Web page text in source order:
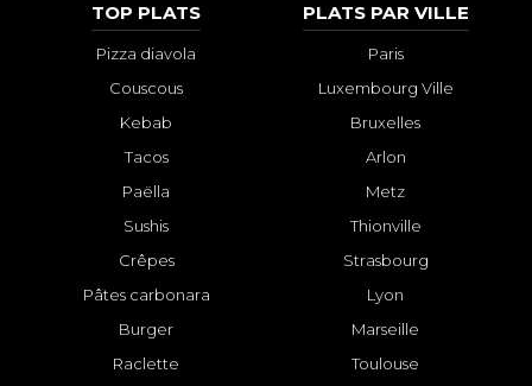
TOP PLATS
Pizza diavola
Couscous
Kebab
Tacos
Paëlla
Sushis
Crêpes
Pâtes carbonara
Burger
Raclette
PLATS PAR VILLE
Paris
Luxembourg Ville
Bruxelles
Arlon
Metz
Thionville
Strasbourg
Lyon
Marseille
Toulouse